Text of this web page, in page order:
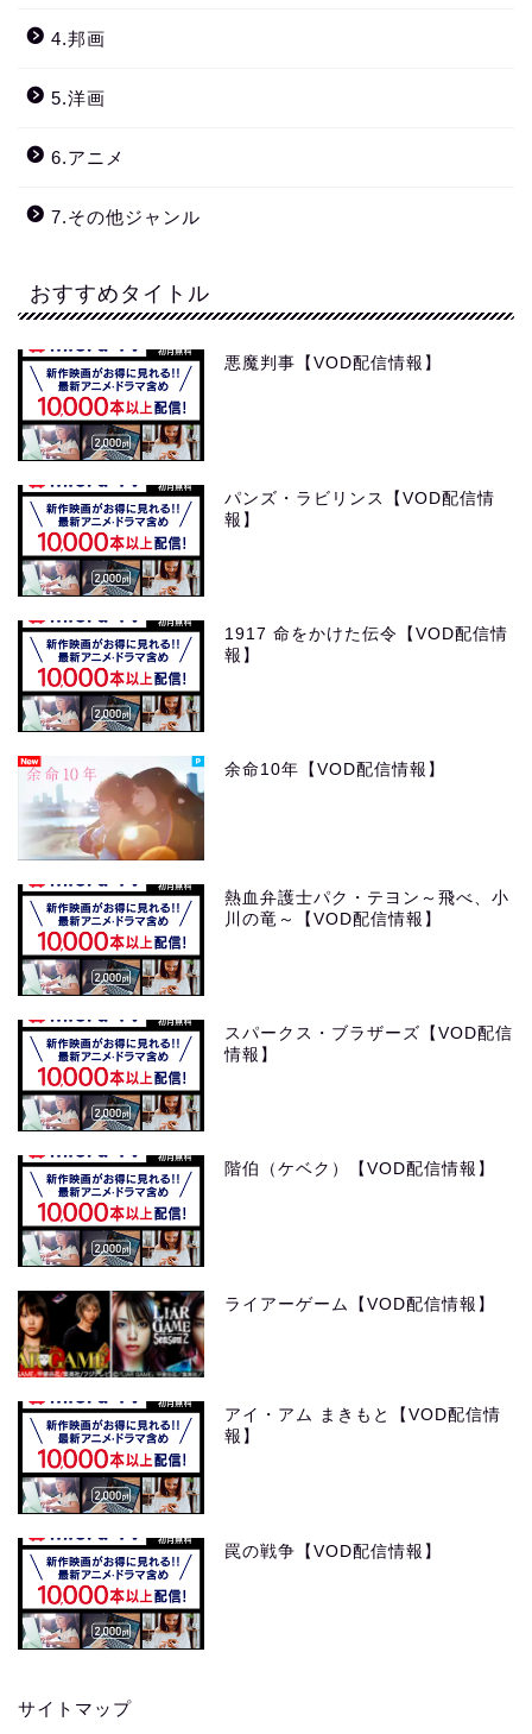
4.邦画
5.洋画
6.アニメ
7.その他ジャンル
おすすめタイトル
悪魔判事【VOD配信情報】
パンズ・ラビリンス【VOD配信情
報】
1917 命をかけた伝令【VOD配信情
報】
余命10年【VOD配信情報】
熱血弁護士パク・テヨン～飛べ、小
川の竜～【VOD配信情報】
スパークス・ブラザーズ【VOD配信
情報】
階伯（ケベク）【VOD配信情報】
ライアーゲーム【VOD配信情報】
アイ・アム まきもと【VOD配信情
報】
罠の戦争【VOD配信情報】
サイトマップ